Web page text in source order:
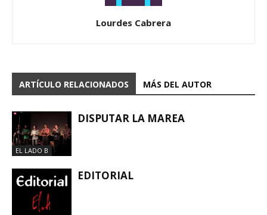
Lourdes Cabrera
ARTÍCULO RELACIONADOS MÁS DEL AUTOR
EL LADO B
DISPUTAR LA MAREA
EDITORIAL